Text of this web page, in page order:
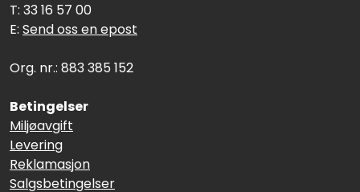
T: 33 16 57 00
E: Send oss en epost
Org. nr.: 883 385 152
Betingelser
Miljøavgift
Levering
Reklamasjon
Salgsbetingelser